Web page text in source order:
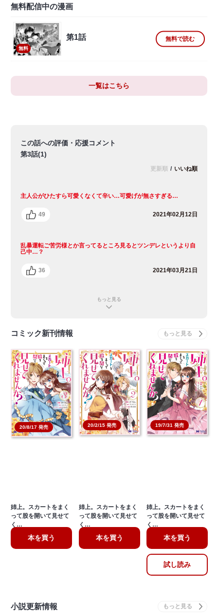
無料配信中の漫画
無料
第1話 無料で読む
一覧はこちら
この話への評価・応援コメント
第3話(1)
更新順 / いいね順
主人公がひたすら可愛くなくて辛い…可愛げが無さすぎる…
49 2021年02月12日
乱暴運転ご苦労様とか言ってるところ見るとツンデレというより自
己中…？
36 2021年03月21日
もっと見る
コミック新刊情報
20/8/17 発売
姉上。スカートをまく
って股を開いて見せて
く…
本を買う
20/2/15 発売
姉上。スカートをまく
って股を開いて見せて
く…
本を買う
19/7/31 発売
姉上。スカートをまく
って股を開いて見せて
く…
本を買う
試し読み
小説更新情報